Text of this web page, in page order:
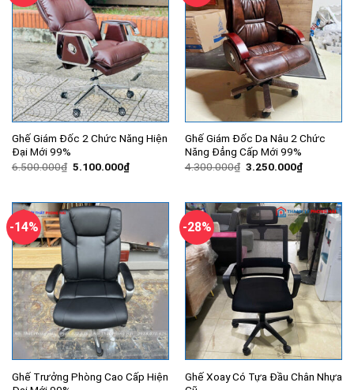
Ghế Giám Đốc 2 Chức Năng Hiện
Đại Mới 99%
6.500.000₫ Giá
5.100.000₫Giá
hiện
5.100.000₫.
Ghế Giám Đốc Da Nâu 2 Chức
Năng Đẳng Cấp Mới 99%
4.300.000₫ Giá
3.250.000₫Giá
hiện
-14%
Ghế Trưởng Phòng Cao Cấp Hiện
-28%
Ghế Xoay Có Tựa Đầu Chân Nhựa